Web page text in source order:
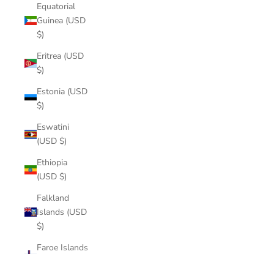
Equatorial
Guinea (USD
$)
Eritrea (USD
$)
Estonia (USD
$)
Eswatini
(USD $)
Ethiopia
(USD $)
Falkland
Islands (USD
$)
Faroe Islands